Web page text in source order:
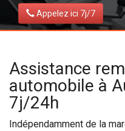
Appelez ici 7j/7
Assistance
automobile à
7j/24h
Indépendamment de la